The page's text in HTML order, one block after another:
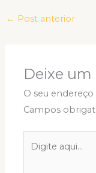
← Post anterior
Deixe
O seu
Campos
aqui...